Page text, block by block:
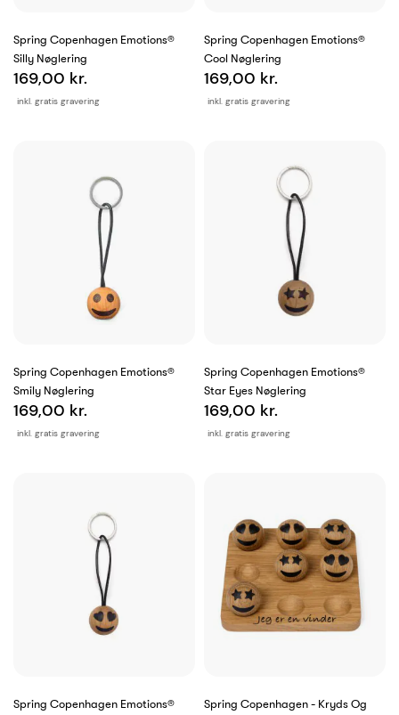
Spring Copenhagen Emotions®
Silly Nøglering
inkl. gratis gravering
169,00 kr.
Spring Copenhagen Emotions®
Cool Nøglering
inkl. gratis gravering
169,00 kr.
Spring Copenhagen Emotions®
Smily Nøglering
inkl. gratis gravering
169,00 kr.
Spring Copenhagen Emotions®
Star Eyes Nøglering
inkl. gratis gravering
169,00 kr.
Spring Copenhagen Emotions®
Spring Copenhagen - Kryds Og